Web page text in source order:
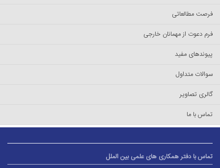
فرصت مطالعاتی
فرم دعوت از مهمانان خارجی
پیوندهای مفید
سوالات متداول
گالری تصاویر
تماس با ما
تماس با دفتر همکاری های علمی بین الملل